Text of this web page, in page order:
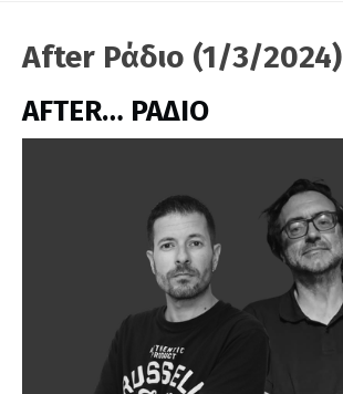
After Ράδιο (1/3/2024)
AFTER… ΡΑΔΙΟ